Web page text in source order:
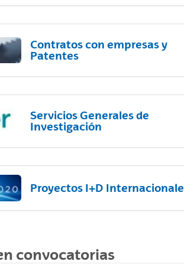
Contratos con empresas y
Patentes
Servicios Generales de
Investigación
Proyectos I+D
convocatorias